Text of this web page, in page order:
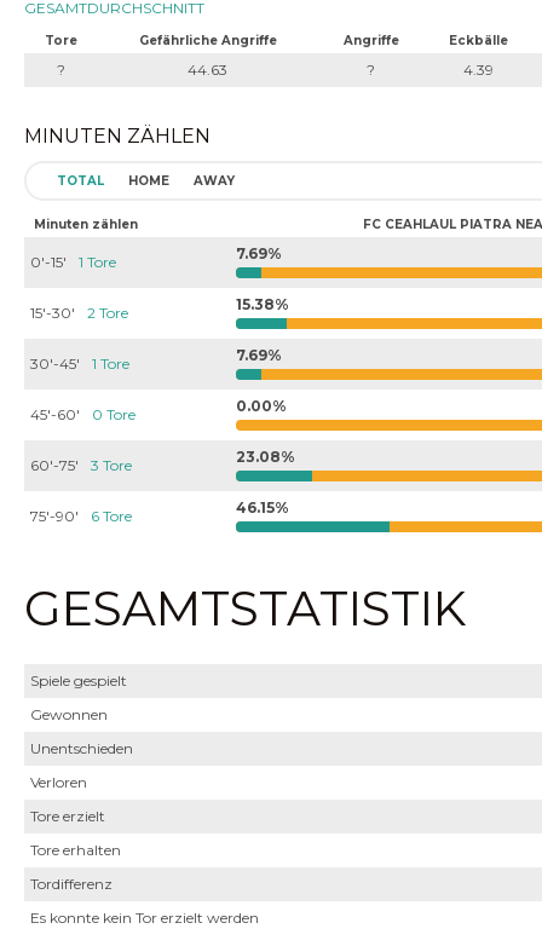
GESAMTDURCHSCHNITT
Tore Gefährliche Angriffe Angriffe Eckbälle
? 44.63 ? 4.39
MINUTEN ZÄHLEN
TOTAL HOME AWAY
Minuten zählen FC CEAHLAUL PIATRA
0'-15' 1 Tore 7.69%
15'-30' 2 Tore 15.38%
30'-45' 1 Tore 7.69%
45'-60' 0 Tore 0.00%
60'-75' 3 Tore 23.08%
75'-90' 6 Tore 46.15%
GESAMTSTATISTIK
Spiele gespielt
Gewonnen
Unentschieden
Verloren
Tore erzielt
Tore erhalten
Tordifferenz
Es konnte kein Tor erzielt werden